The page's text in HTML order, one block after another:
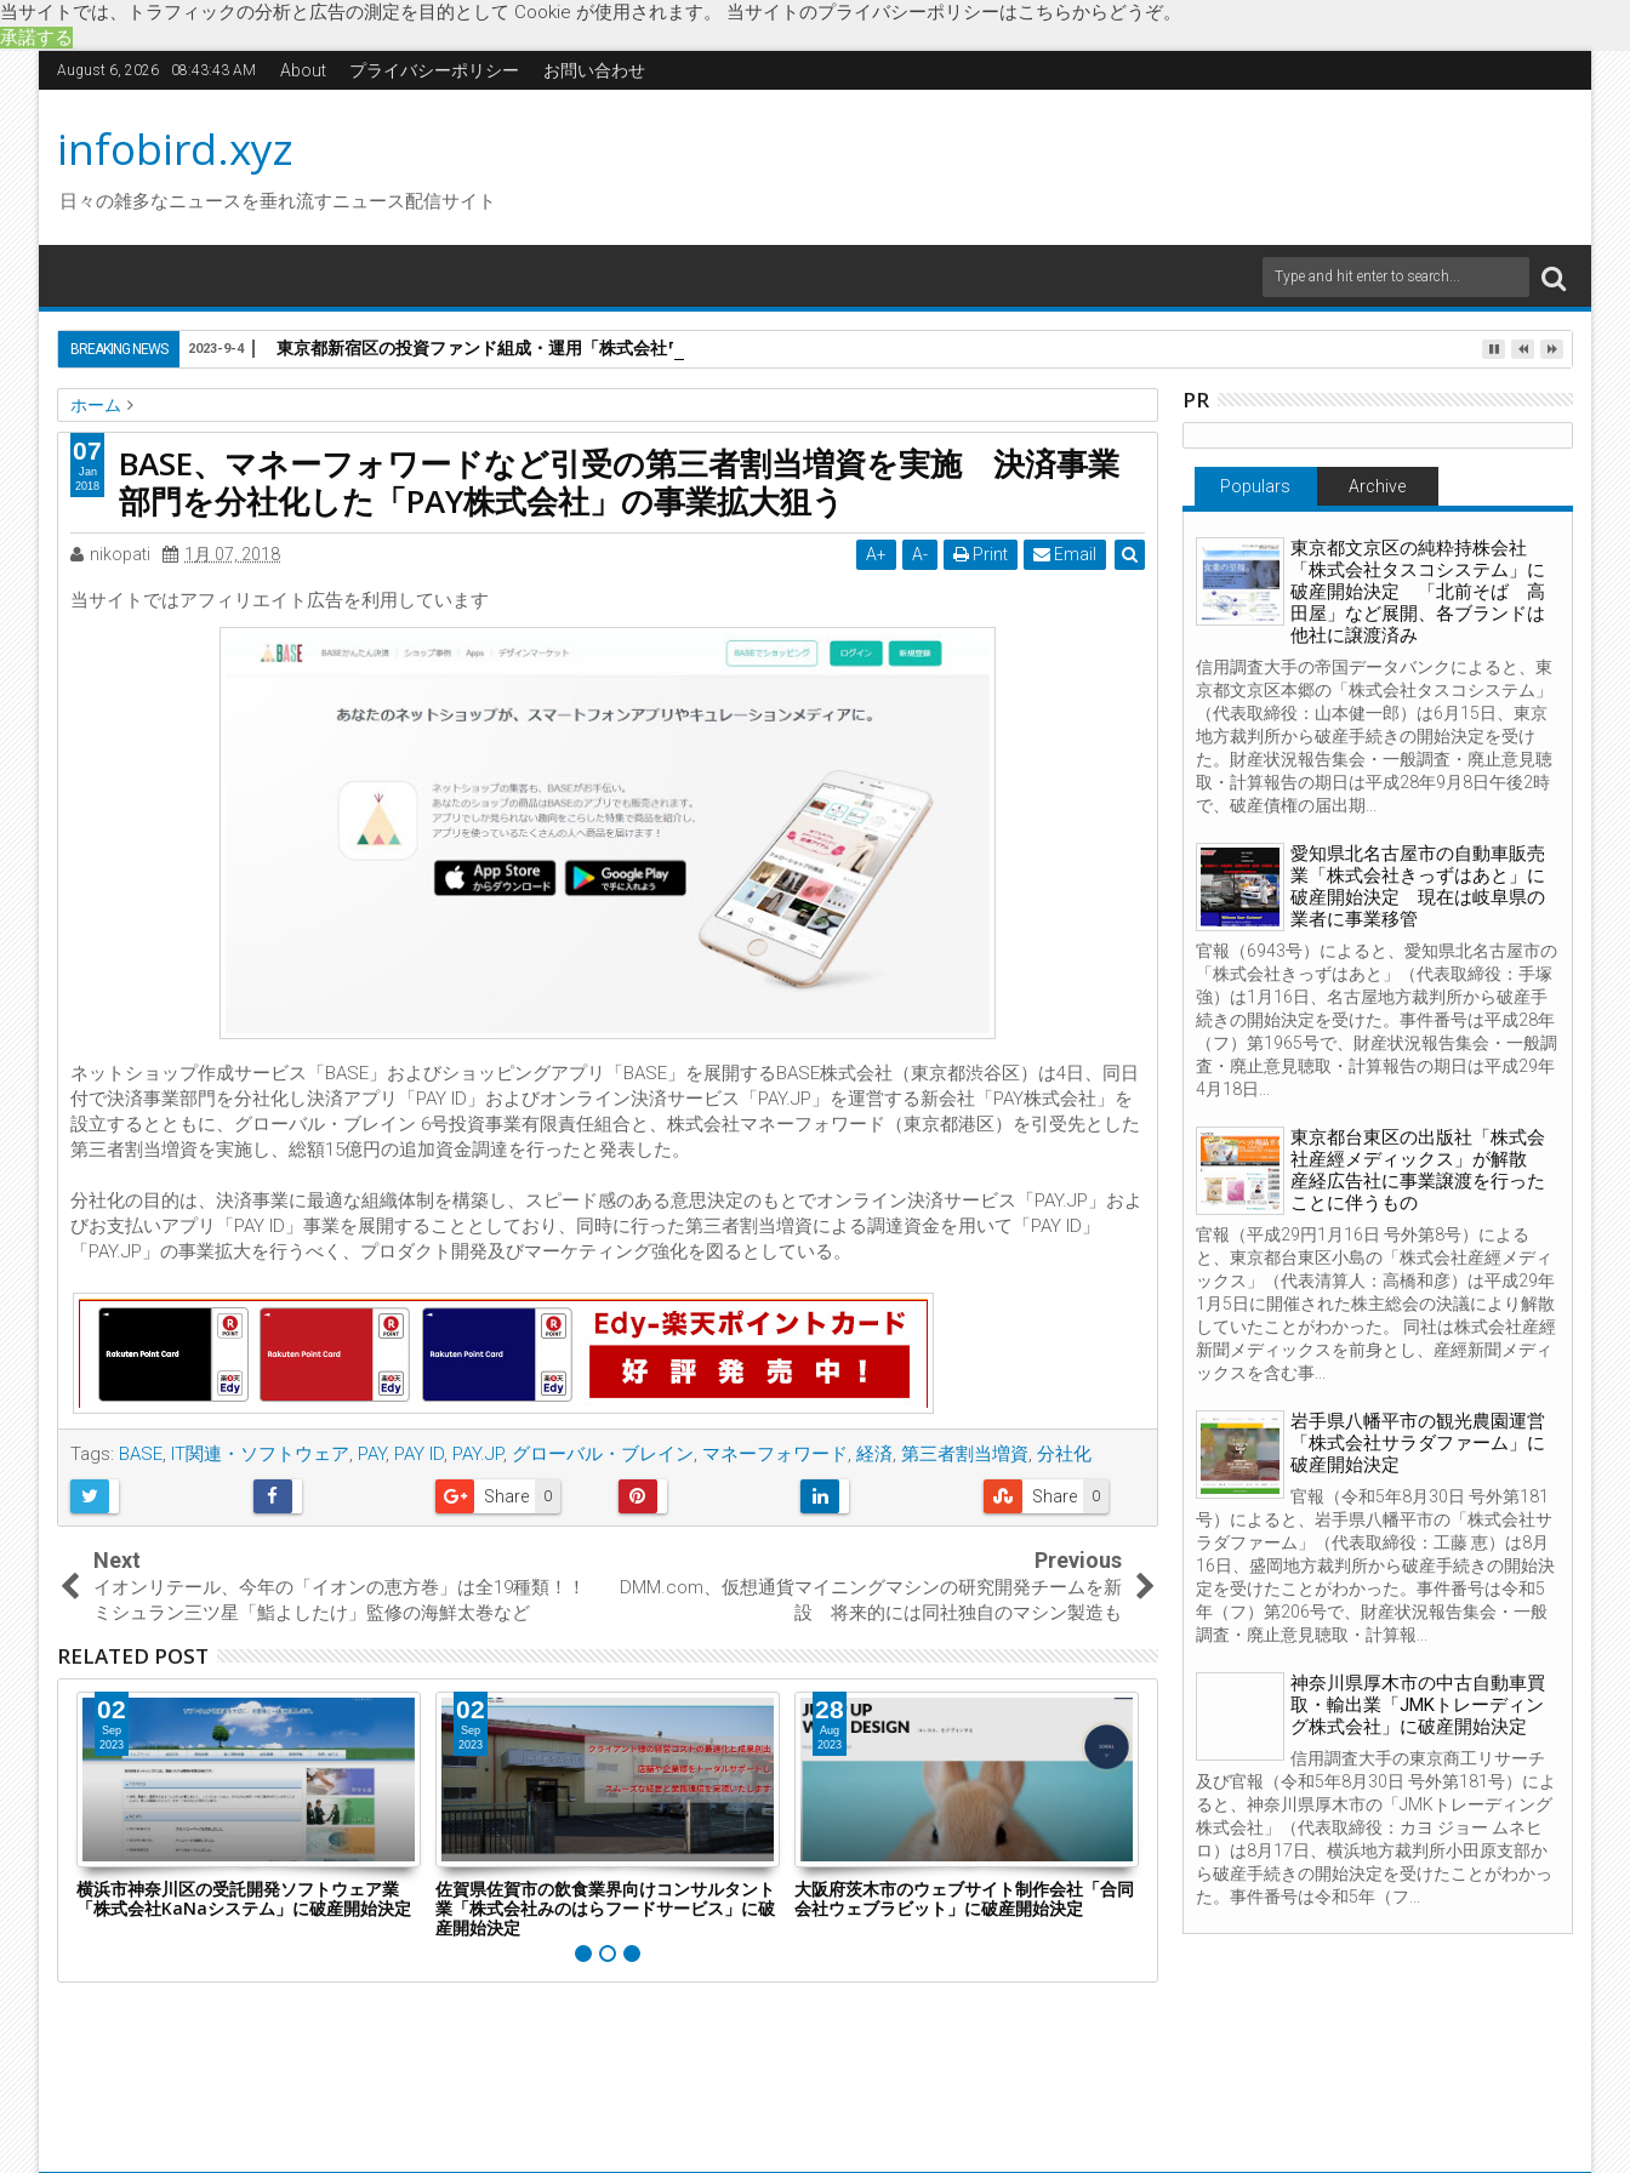
当サイトでは、トラフィックの分析と広告の測定を目的として Cookie が使用されます。 当サイトのプライバシーポリシーはこちらからどうぞ。
承諾する
August 6, 2026 08:43:43 AM About プライバシーポリシー お問い合わせ
infobird.xyz
日々の雑多なニュースを垂れ流すニュース配信サイト
BREAKING NEWS 東京都新宿区の投資ファンド組成・運用「株式会社ワイアールキャピタル」に特別清算開始決定
2023-9-4
ホーム
BASE
IT関連・ソフトウェア PAY PAY ID PAY.JP グローバル・ブレイン マネーフォワード 経済 第三者割当増資
分社化
BASE、マネーフォワードなど引受の第三者割当増資を実施 決済事業部門を分社化した「PAY株式会社」の事業拡大狙う
BASE、マネーフォワードなど引受の第三者割当増資を実施 決済事業
部門を分社化した「PAY株式会社」の事業拡大狙う
nikopati 1月 07, 2018 A+ A- Print Email
当サイトではアフィリエイト広告を利用しています
ネットショップ作成サービス「BASE」およびショッピングアプリ「BASE」を展開するBASE株式会社（東京都渋谷区）は4日、同日
付で決済事業部門を分社化し決済アプリ「PAY ID」およびオンライン決済サービス「PAY.JP」を運営する新会社「PAY株式会社」を
設立するとともに、グローバル・ブレイン 6号投資事業有限責任組合と、株式会社マネーフォワード（東京都港区）を引受先とした
第三者割当増資を実施し、総額15億円の追加資金調達を行ったと発表した。
分社化の目的は、決済事業に最適な組織体制を構築し、スピード感のある意思決定のもとでオンライン決済サービス「PAY.JP」およ
びお支払いアプリ「PAY ID」事業を展開することとしており、同時に行った第三者割当増資による調達資金を用いて「PAY ID」
「PAY.JP」の事業拡大を行うべく、プロダクト開発及びマーケティング強化を図るとしている。
Tags: BASE, IT関連・ソフトウェア, PAY, PAY ID, PAY.JP, グローバル・ブレイン, マネーフォワード, 経済, 第三者割当増資, 分社化
0
Share 0
Share
07
Jan
2018
Next
イオンリテール、今年の「イオンの恵方巻」は全19種類！！
ミシュラン三ツ星「鮨よしたけ」監修の海鮮太巻など
Previous
DMM.com、仮想通貨マイニングマシンの研究開発チームを新
設 将来的には同社独自のマシン製造も
RELATED POST
02
Sep
2023
横浜市神奈川区の受託開発ソフトウェア業
「株式会社KaNaシステム」に破産開始決定
02
Sep
2023
佐賀県佐賀市の飲食業界向けコンサルタント
業「株式会社みのはらフードサービス」に破
産開始決定
28
Aug
2023
大阪府茨木市のウェブサイト制作会社「合同
会社ウェブラビット」に破産開始決定
岡山県玉野市の通信販売業「エイトジャパン
株式会社」に破産開始決定 「CyberShop
アフィリエイト」など展開
06
東京都渋谷区
PR
Populars Archive
東京都文京区の純粋持株会社
「株式会社タスコシステム」に
破産開始決定 「北前そば 高
田屋」など展開、各ブランドは
他社に譲渡済み
信用調査大手の帝国データバンクによると、東
京都文京区本郷の「株式会社タスコシステム」
（代表取締役：山本健一郎）は6月15日、東京
地方裁判所から破産手続きの開始決定を受け
た。財産状況報告集会・一般調査・廃止意見聴
取・計算報告の期日は平成28年9月8日午後2時
で、破産債権の届出期...
愛知県北名古屋市の自動車販売
業「株式会社きっずはあと」に
破産開始決定 現在は岐阜県の
業者に事業移管
官報（6943号）によると、愛知県北名古屋市の
「株式会社きっずはあと」（代表取締役：手塚
強）は1月16日、名古屋地方裁判所から破産手
続きの開始決定を受けた。事件番号は平成28年
（フ）第1965号で、財産状況報告集会・一般調
査・廃止意見聴取・計算報告の期日は平成29年
4月18日...
東京都台東区の出版社「株式会
社産經メディックス」が解散
産経広告社に事業譲渡を行った
ことに伴うもの
官報（平成29円1月16日 号外第8号）による
と、東京都台東区小島の「株式会社産經メディ
ックス」（代表清算人：高橋和彦）は平成29年
1月5日に開催された株主総会の決議により解散
していたことがわかった。 同社は株式会社産經
新聞メディックスを前身とし、産經新聞メディ
ックスを含む事...
岩手県八幡平市の観光農園運営
「株式会社サラダファーム」に
破産開始決定
官報（令和5年8月30日 号外第181
号）によると、岩手県八幡平市の「株式会社サ
ラダファーム」（代表取締役：工藤 恵）は8月
16日、盛岡地方裁判所から破産手続きの開始決
定を受けたことがわかった。事件番号は令和5
年（フ）第206号で、財産状況報告集会・一般
調査・廃止意見聴取・計算報...
神奈川県厚木市の中古自動車買
取・輸出業「JMKトレーディン
グ株式会社」に破産開始決定
信用調査大手の東京商工リサーチ
及び官報（令和5年8月30日 号外第181号）によ
ると、神奈川県厚木市の「JMKトレーディング
株式会社」（代表取締役：カヨ ジョー ムネヒ
ロ）は8月17日、横浜地方裁判所小田原支部か
ら破産手続きの開始決定を受けたことがわかっ
た。事件番号は令和5年（フ...